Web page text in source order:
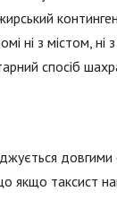
ні з містом, ні
спосіб
довгими
якщо таксист